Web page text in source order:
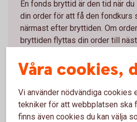
En fonds bryttid är den tid när
din order för att få den fondkurs
närmast efter bryttiden. Om
bryttiden flyttas din order till
Likviddag
Likviddagen är den dag som
konto vid ett fondköp eller när
kontot efter en försäljning.
Våra cookies,
Vi använder nödvändiga cookies
tekniker för att webbplatsen ska
finns även cookies du kan välja